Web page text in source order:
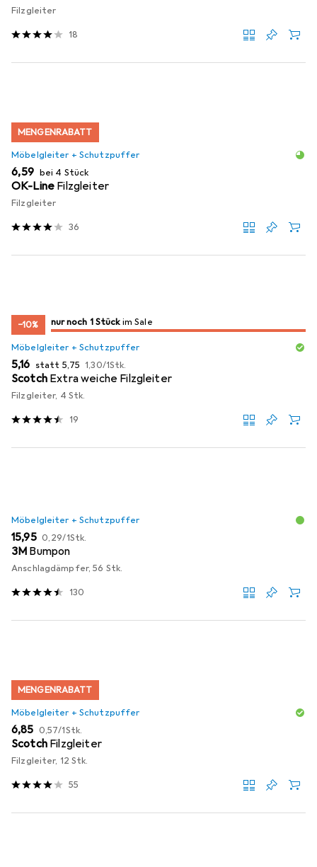
Filzgleiter
18
MENGENRABATT
Möbelgleiter + Schutzpuffer
EUR
6,59 bei 4 Stück
OK-Line Filzgleiter
Filzgleiter
36
−10% noch 1 Stückim Sale
nur noch 1 Stück im Sale
Möbelgleiter + Schutzpuffer
EUR
5,16 statt EUR
5,75 EUR
1,30/1Stk.
Scotch Extra weiche Filzgleiter
Filzgleiter, 4 Stk.
19
Möbelgleiter + Schutzpuffer
EUR
15,95 EUR
0,29/1Stk.
3M Bumpon
Anschlagdämpfer, 56 Stk.
130
MENGENRABATT
Möbelgleiter + Schutzpuffer
EUR
6,85 EUR
0,57/1Stk.
Scotch Filzgleiter
Filzgleiter, 12 Stk.
55